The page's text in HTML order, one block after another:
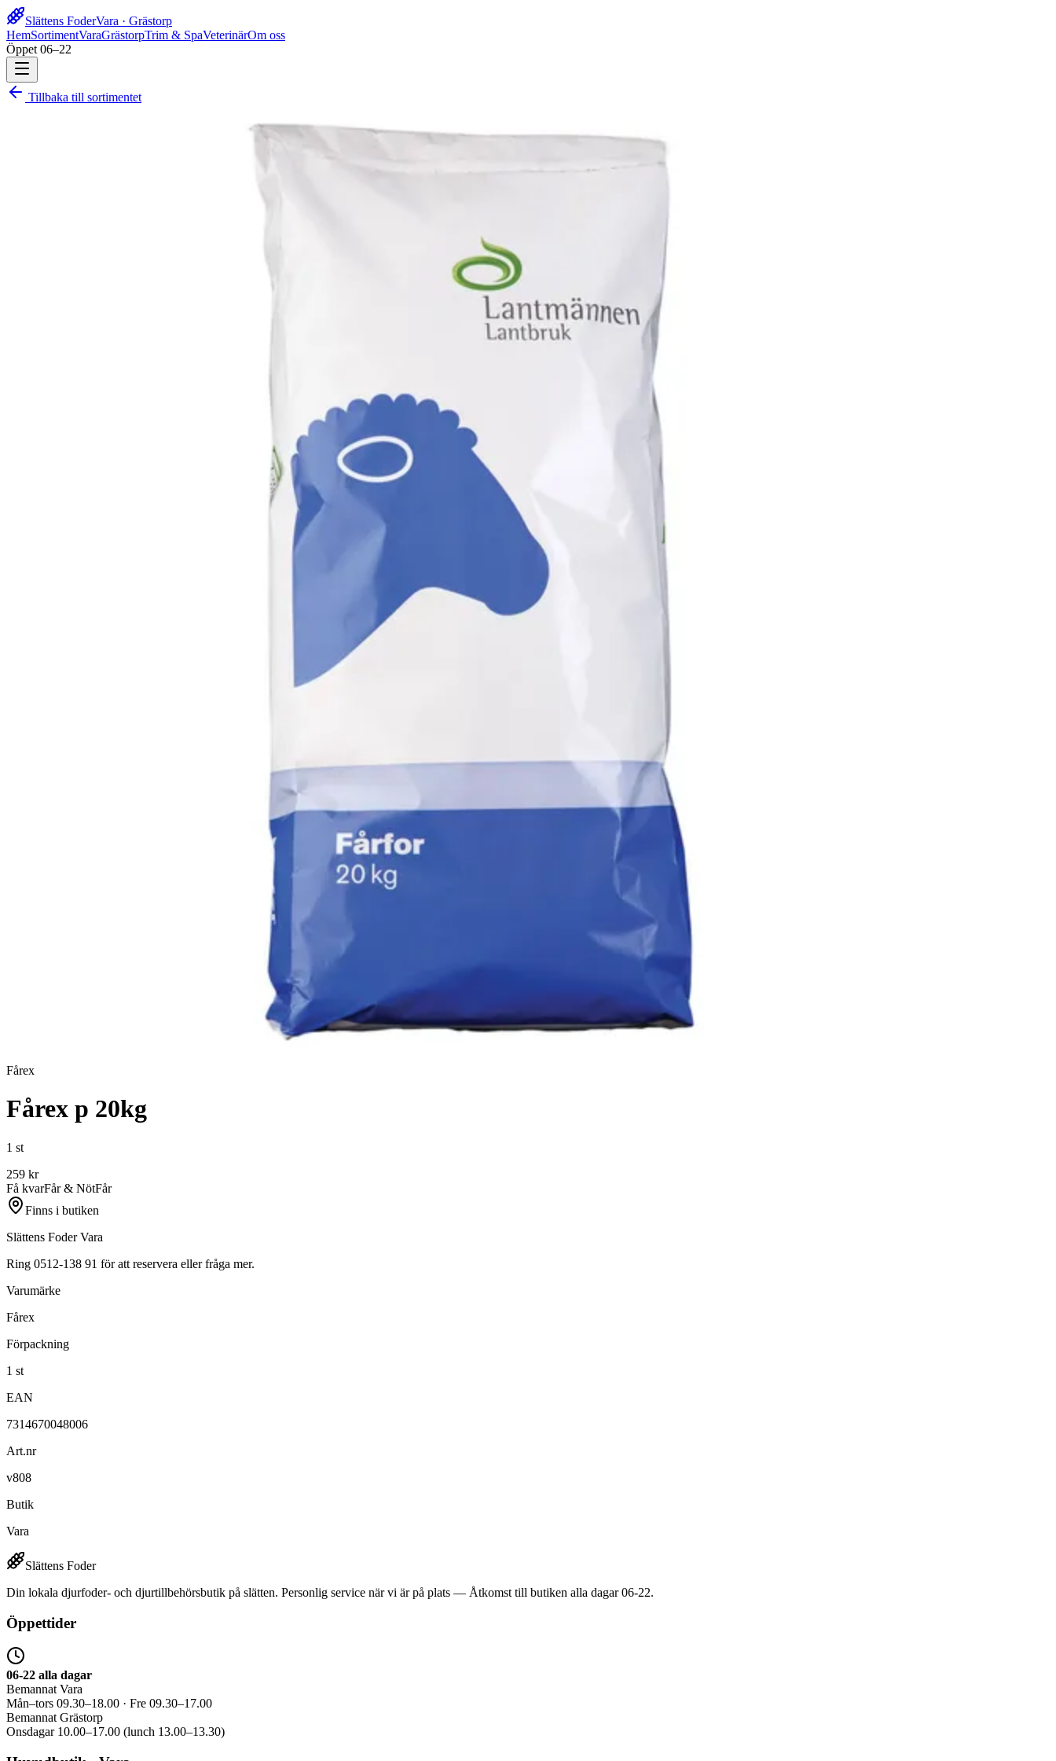
Slättens FoderVara · Grästorp
HemSortimentVaraGrästorpTrim & SpaVeterinärOm oss
Öppet 06–22
Tillbaka till sortimentet
Fårex
Fårex p 20kg
1 st
259 kr
Få kvarFår & NötFår
Finns i butiken
Slättens Foder Vara
Ring 0512-138 91 för att reservera eller fråga mer.
Varumärke
Fårex
Förpackning
1 st
EAN
7314670048006
Art.nr
v808
Butik
Vara
Slättens Foder
Din lokala djurfoder- och djurtillbehörsbutik på slätten. Personlig service när vi är på plats — Åtkomst till butiken alla dagar 06-22.
Öppettider
06-22 alla dagar
Bemannat Vara
Mån–tors 09.30–18.00 · Fre 09.30–17.00
Bemannat Grästorp
Onsdagar 10.00–17.00 (lunch 13.00–13.30)